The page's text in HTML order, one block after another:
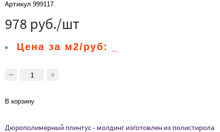
Артикул 999117
978 руб./шт
Цена за м2/руб:
В корзину
Дюрополимерный плинтус - молдинг изготовлен из полистирола